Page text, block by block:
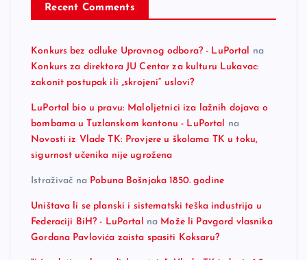
Recent Comments
Konkurs bez odluke Upravnog odbora? - LuPortal
na
Konkurs za direktora JU Centar za kulturu Lukavac:
zakonit postupak ili „skrojeni“ uslovi?
LuPortal bio u pravu: Maloljetnici iza lažnih dojava o
bombama u Tuzlanskom kantonu - LuPortal
na
Novosti iz Vlade TK: Provjere u školama TK u toku,
sigurnost učenika nije ugrožena
Istraživač na Pobuna Bošnjaka 1850. godine
Uništava li se planski i sistematski teška industrija u
Federaciji BiH? - LuPortal
na Može li Pavgord vlasnika
Gordana Pavlovića zaista spasiti Koksaru?